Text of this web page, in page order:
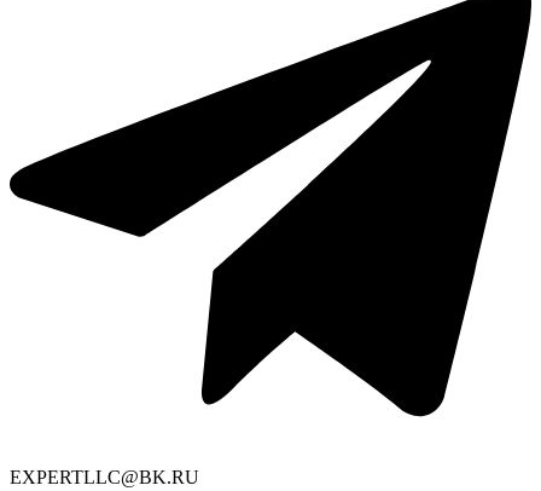
EXPERTLLC@BK.RU